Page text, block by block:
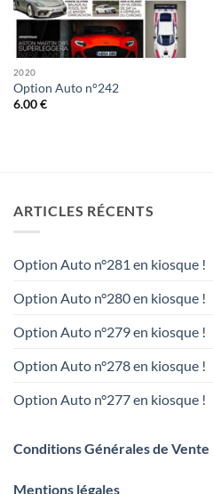
2020
Option Auto n°242
6.00€
ARTICLES RÉCENTS
Option Auto n°281 en kiosque !
Option Auto n°280 en kiosque !
Option Auto n°279 en kiosque !
Option Auto n°278 en kiosque !
Option Auto n°277 en kiosque !
Conditions Générales de Vente
Mentions légales